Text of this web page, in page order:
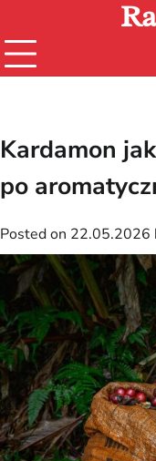
content
Kardamon
po
Posted on 22.05.2026